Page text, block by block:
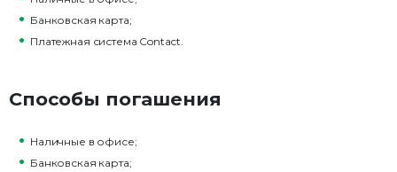
Банковская карта;
Платежная система Contact.
Способы погашения
Наличные в офисе;
Банковская карта;